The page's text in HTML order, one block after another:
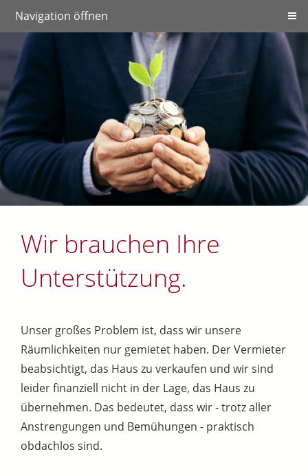
Navigation öffnen
Wir brauchen Ihre
Unterstützung.
Unser großes Problem ist, dass wir unsere
Räumlichkeiten nur gemietet haben. Der Vermieter
beabsichtigt, das Haus zu verkaufen und wir sind
leider finanziell nicht in der Lage, das Haus zu
übernehmen. Das bedeutet, dass wir - trotz aller
Anstrengungen und Bemühungen - praktisch
obdachlos sind.